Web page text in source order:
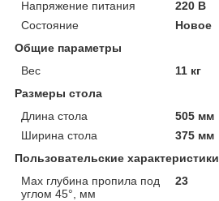
Напряжение питания
220 В
Состояние
Новое
Общие параметры
Вес
11 кг
Размеры стола
Длина стола
505 мм
Ширина стола
375 мм
Пользовательские характеристики
Max глубина пропила под
углом 45°, мм
23